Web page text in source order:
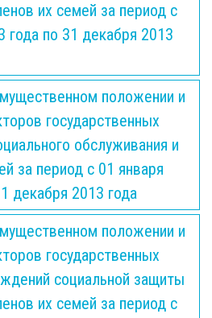
их семей за период с
года по 31 декабря 2013
положении и
государственных
обслуживания и
за период с 01 января
декабря 2013 года
положении и
государственных
социальной защиты
их семей за период с